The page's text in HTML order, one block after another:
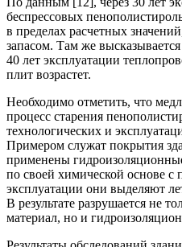
беспрессовых
в пределах расчетных
запасом. Там же
40 лет эксплуатации
плит возрастет.
Необходимо отметить, что
процесс старения
технологических и
Примером служат покрытия
применены
по своей химической основе
эксплуатации они выделяют
В результате разрушается не
материал, но и